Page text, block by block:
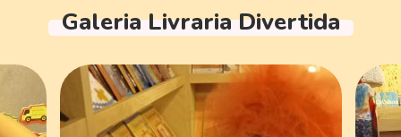
Galeria Livraria Divertida